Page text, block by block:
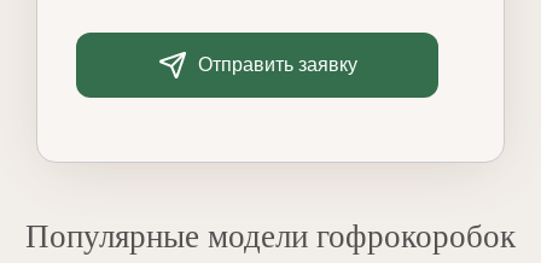
Отправить заявку
Популярные модели гофрокоробок